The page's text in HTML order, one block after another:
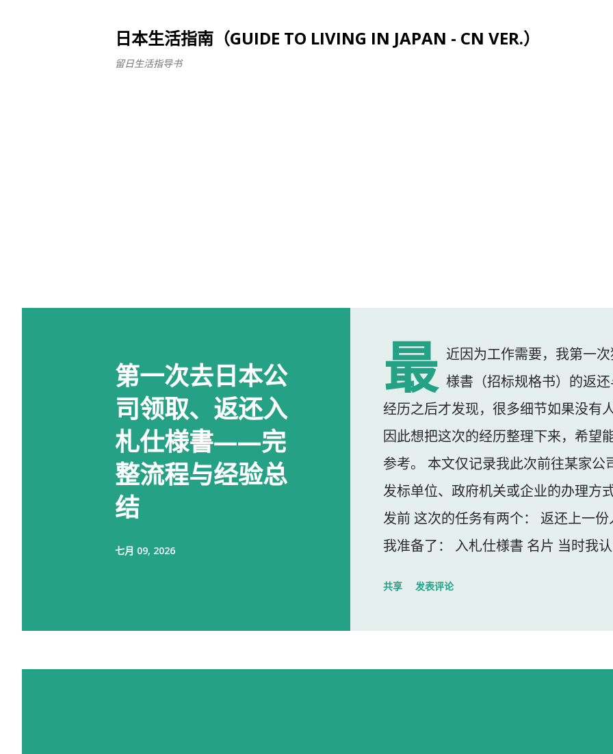
日本生活指南（GUIDE TO LIVING IN JAPAN - CN VER.）
留日生活指导书
第一次去日本公
司领取、返还入
札仕様書——完
整流程与经验总
结
七月 09, 2026
最 近因为工作需要，我第一
様書（招标规格书）的返
经历之后才发现，很多细节如果没有
因此想把这次的经历整理下来，希望
参考。 本文仅记录我此次前往某家
发标单位、政府机关或企业的办理方
发前 这次的任务有两个： 返还上一
我准备了： 入札仕様書 名片 当时我
开门。 我拿起电话后说道： お世話
共享 发表评论